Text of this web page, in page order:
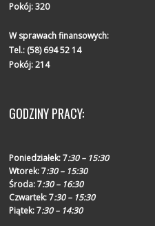
Pokój: 320
W sprawach finansowych:
Tel.: (58) 694 52 14
Pokój: 214
GODZINY PRACY:
Poniedziałek:7:30 – 15:30
Wtorek:7:30 – 15:30
Środa:7:30 – 16:30
Czwartek:7:30 – 15:30
Piątek:7:30 – 14:30